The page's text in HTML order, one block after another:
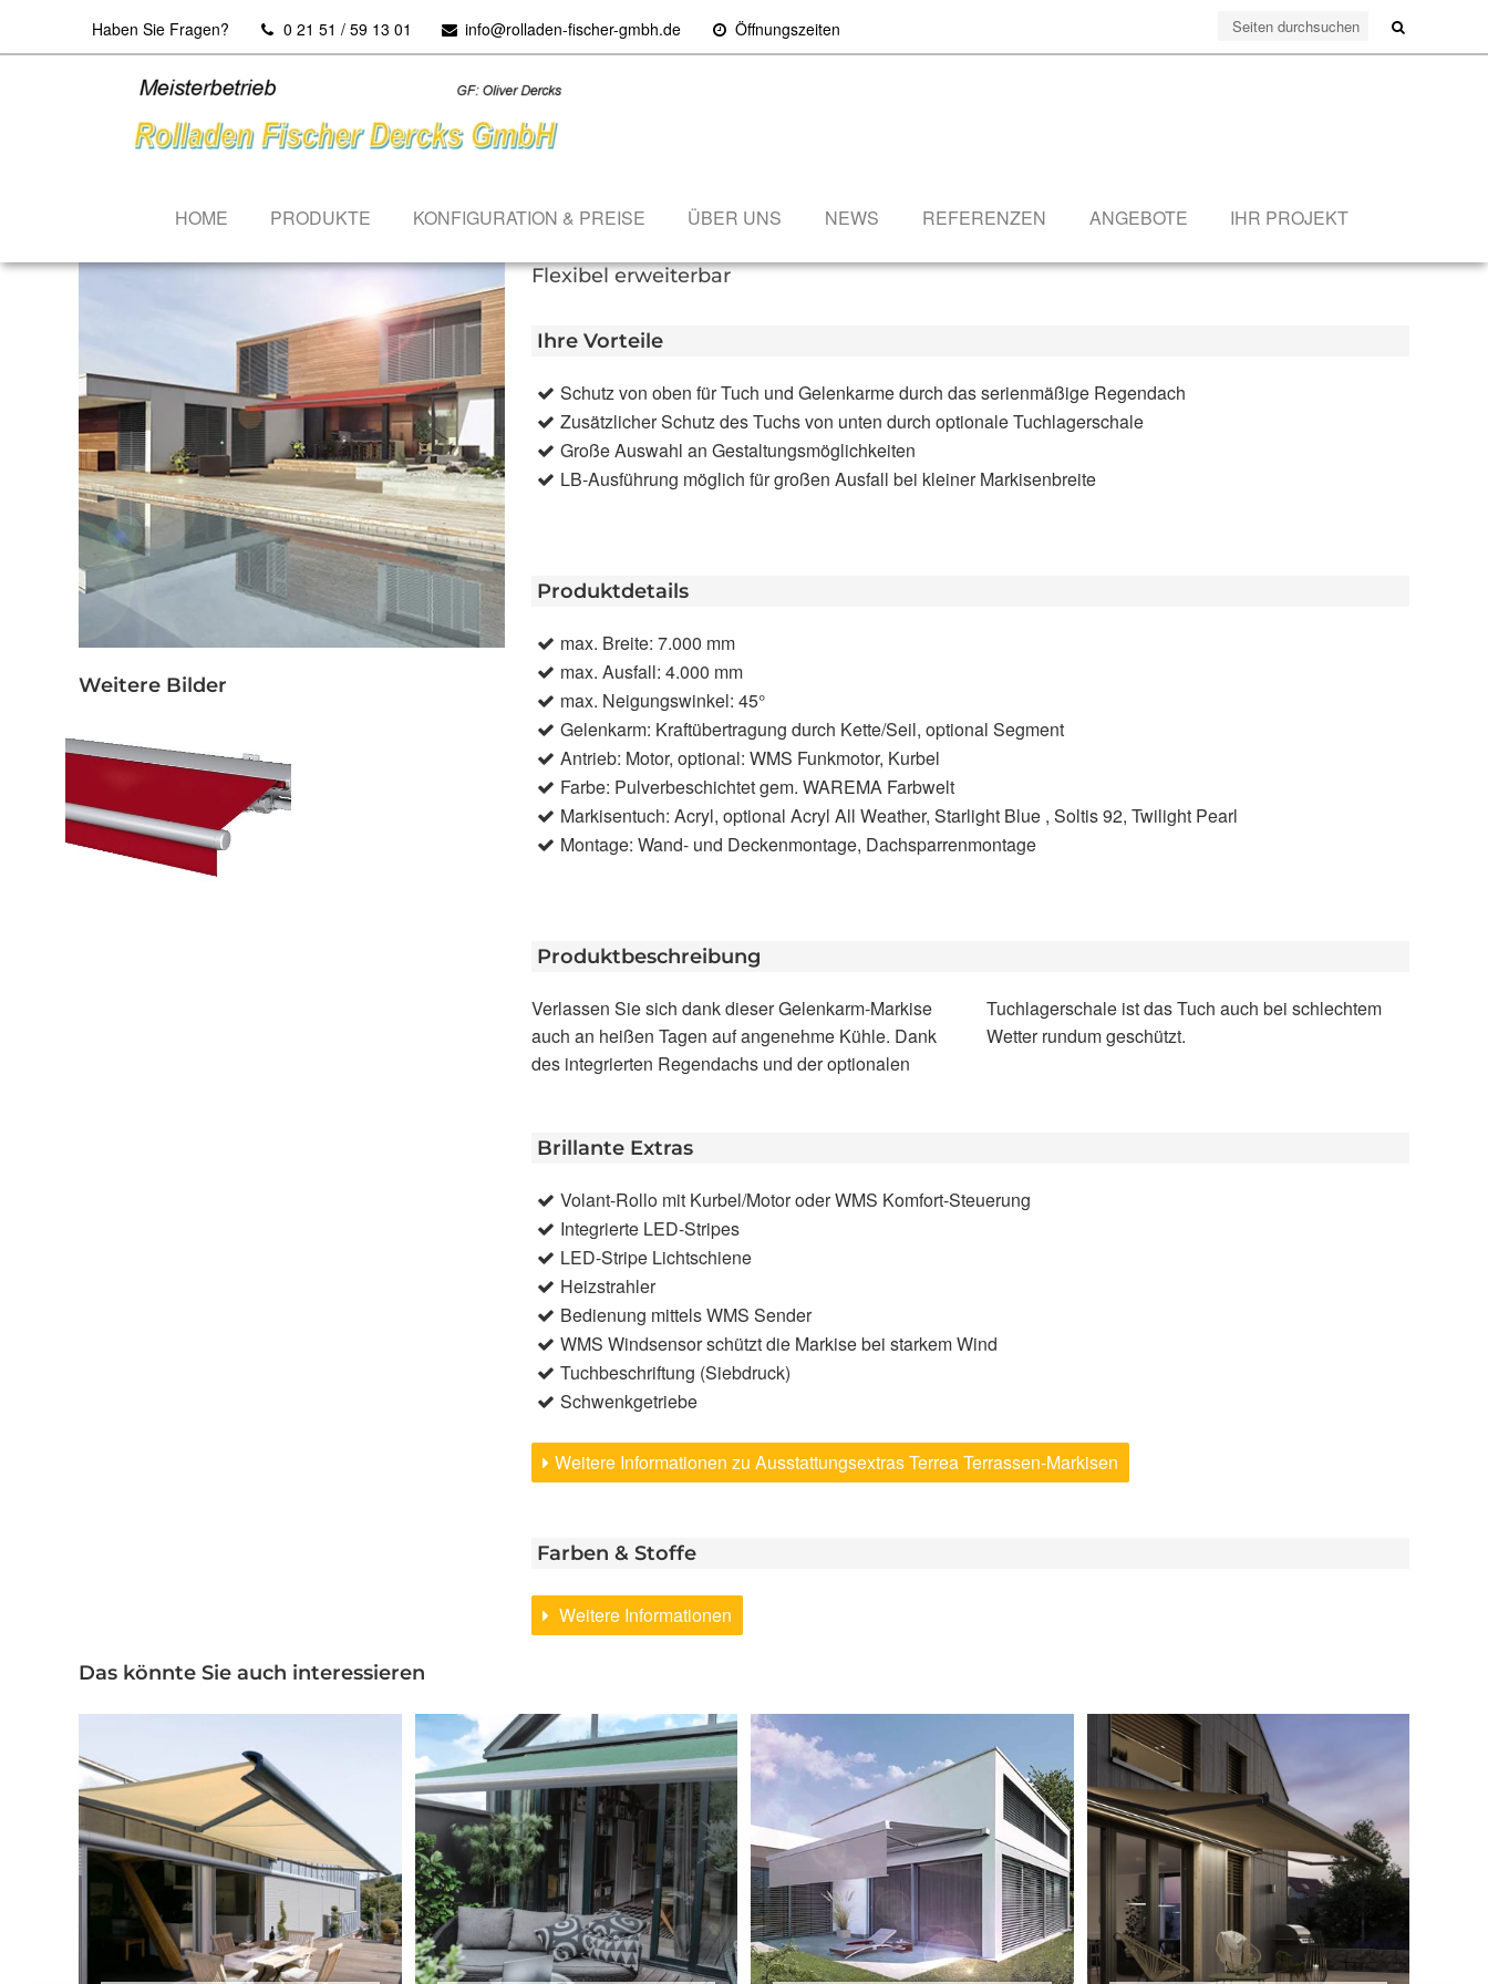
Haben Sie Fragen? 0 21 51 / 59 13 01 info@rolladen-fischer-gmbh.de Öffnungszeiten
HOME PRODUKTE KONFIGURATION & PREISE ÜBER UNS NEWS REFERENZEN ANGEBOTE IHR PROJEKT
Flexibel erweiterbar
Ihre Vorteile
Schutz von oben für Tuch und Gelenkarme durch das serienmäßige Regendach
Zusätzlicher Schutz des Tuchs von unten durch optionale Tuchlagerschale
Große Auswahl an Gestaltungsmöglichkeiten
LB-Ausführung möglich für großen Ausfall bei kleiner Markisenbreite
Produktdetails
max. Breite: 7.000 mm
max. Ausfall: 4.000 mm
max. Neigungswinkel: 45°
Gelenkarm: Kraftübertragung durch Kette/Seil, optional Segment
Antrieb: Motor, optional: WMS Funkmotor, Kurbel
Farbe: Pulverbeschichtet gem. WAREMA Farbwelt
Markisentuch: Acryl, optional Acryl All Weather, Starlight Blue , Soltis 92, Twilight Pearl
Montage: Wand- und Deckenmontage, Dachsparrenmontage
Produktbeschreibung
Verlassen Sie sich dank dieser Gelenkarm-Markise
auch an heißen Tagen auf angenehme Kühle. Dank
des integrierten Regendachs und der optionalen
Tuchlagerschale ist das Tuch auch bei schlechtem
Wetter rundum geschützt.
Brillante Extras
Volant-Rollo mit Kurbel/Motor oder WMS Komfort-Steuerung
Integrierte LED-Stripes
LED-Stripe Lichtschiene
Heizstrahler
Bedienung mittels WMS Sender
WMS Windsensor schützt die Markise bei starkem Wind
Tuchbeschriftung (Siebdruck)
Schwenkgetriebe
Weitere Informationen zu Ausstattungsextras Terrea Terrassen-Markisen
Farben & Stoffe
Weitere Informationen
Weitere Bilder
Das könnte Sie auch interessieren